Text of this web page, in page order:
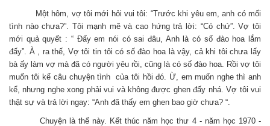
Một hôm, vợ tôi mới hỏi vui tôi: “Trước khi yêu em, anh có mối
tình nào chưa?”. Tôi mạnh mẽ và cao hứng trả lời: “Có chứ”. Vợ tôi
mới quả quyết : “ Đấy em nói có sai đâu, Anh là có số đào hoa lắm
đấy”. À , ra thế, Vợ tôi tin tôi có số đào hoa là vậy, cả khi tôi chưa lấy
bà ấy làm vợ mà đã có người yêu rồi, cũng là có số đào hoa. Rồi vợ tôi
muốn tôi kể câu chuyện tình của tôi hồi đó. Ừ, em muốn nghe thì anh
kể, nhưng nghe xong phải vui và không được ghen đấy nhá. Vợ tôi vui
thật sự và trả lời ngay: “Anh đã thấy em ghen bao giờ chưa? “.
Chuyện là thế này. Kết thúc năm học thư 4 - năm học 1970 -